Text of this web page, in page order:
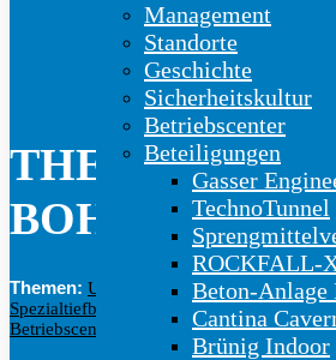
Management
Standorte
Geschichte
Sicherheitskultur
Betriebscenter
Beteiligungen
Gasser
TechnoTunnel
ROCKFALL-
Beton-Anlage
Cantina
Brünig Indoor
THEMA:
Themen: Untertag Felssicherung|
Spezialtiefbau
Bauservice|Engineering|
Betriebscenter
Gasser Welt|100 Jahre